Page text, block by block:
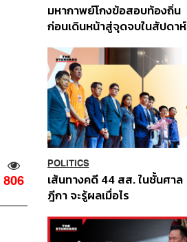
806
มหากาพย์โกงข้อสอบท้องถิ่น
ก่อนเดินหน้าสู่จุดจบในสัปดาห์
POLITICS
เส้นทางคดี 44 สส. ในชั้นศาล
ฎีกา จะรู้ผลเมื่อไร